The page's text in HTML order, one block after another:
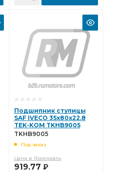
Подшипник ступицы
SAF IVECO 35x80x22.8
TEK-KOM TKHB9005
TKHB9005
TKHB9005
Под заказ
Цена в Ярославль
919.77 Р